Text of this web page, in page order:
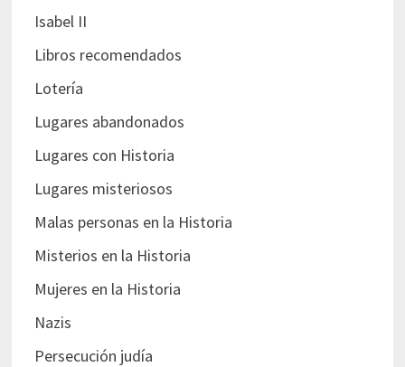
Isabel II
Libros recomendados
Lotería
Lugares abandonados
Lugares con Historia
Lugares misteriosos
Malas personas en la Historia
Misterios en la Historia
Mujeres en la Historia
Nazis
Persecución judía